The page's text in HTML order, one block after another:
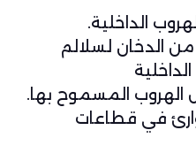
الداخلية.
من الدخان لسلالم
الهروب المسموح بها.
في قطاعات